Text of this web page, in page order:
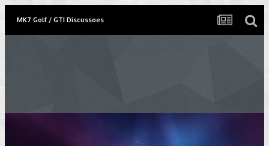
MK7 Golf / GTI Discussoes